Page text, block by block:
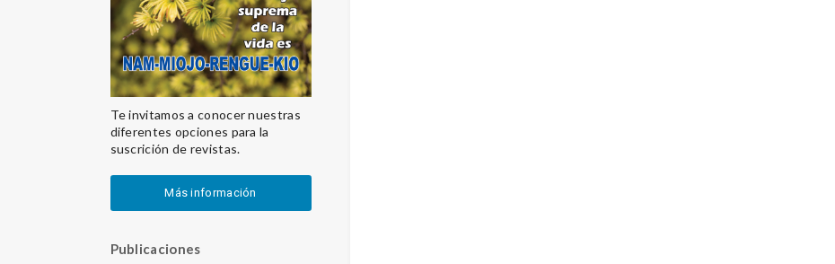
Te invitamos a conocer nuestras
diferentes opciones para la
suscrición de revistas.
Más información
Publicaciones